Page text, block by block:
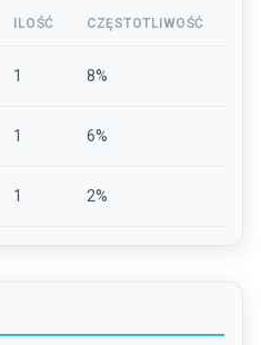
ILOŚĆ CZĘSTOTLIWOŚĆ
1 8%
1 6%
1 2%